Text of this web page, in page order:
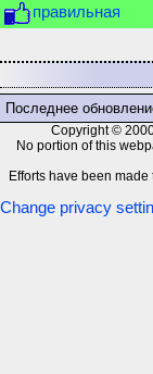
правильная
Последнее
Copyright ©
No portion of this
Efforts have been
Change privacy